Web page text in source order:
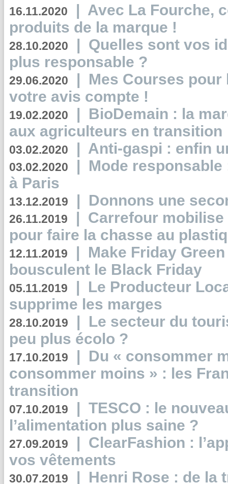
16.11.2020 | Avec La Fourche,
produits de la marque !
28.10.2020 | Quelles sont vos
plus responsable ?
29.06.2020 | Mes Courses pour
votre avis compte !
19.02.2020 | BioDemain : la
aux agriculteurs en transition
03.02.2020 | Anti-gaspi : enfin
03.02.2020 | Mode
à Paris
13.12.2019 | Donnons une
26.11.2019 | Carrefour
pour faire la chasse au
12.11.2019 | Make Friday
bousculent le Black Friday
05.11.2019 | Le Producteur
supprime les marges
28.10.2019 | Le secteur du
peu plus écolo ?
17.10.2019 | Du « consommer
consommer moins » : les
transition
07.10.2019 | TESCO : le
l’alimentation plus saine ?
27.09.2019 | ClearFashion :
vos vêtements
30.07.2019 | Henri Rose : de la